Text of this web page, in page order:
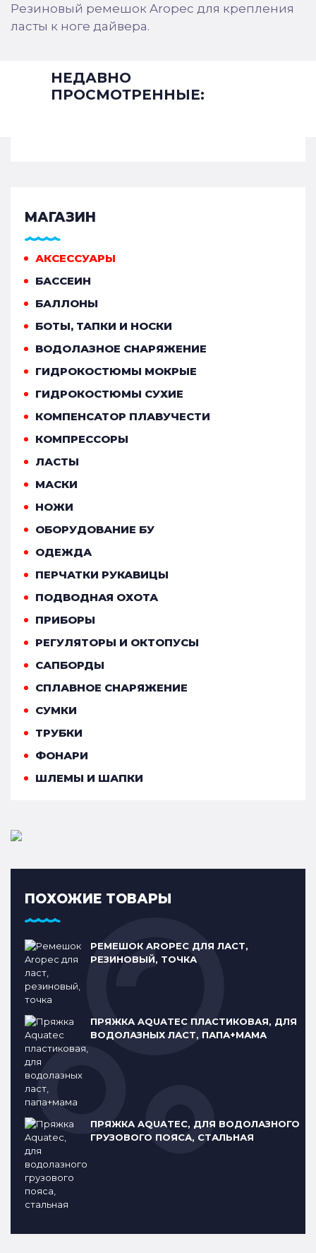
Резиновый ремешок Aropec для крепления
ласты к ноге дайвера.
НЕДАВНО
ПРОСМОТРЕННЫЕ:
МАГАЗИН
АКСЕССУАРЫ
БАССЕИН
БАЛЛОНЫ
БОТЫ, ТАПКИ И НОСКИ
ВОДОЛАЗНОЕ СНАРЯЖЕНИЕ
ГИДРОКОСТЮМЫ МОКРЫЕ
ГИДРОКОСТЮМЫ СУХИЕ
КОМПЕНСАТОР ПЛАВУЧЕСТИ
КОМПРЕССОРЫ
ЛАСТЫ
МАСКИ
НОЖИ
ОБОРУДОВАНИЕ БУ
ОДЕЖДА
ПЕРЧАТКИ РУКАВИЦЫ
ПОДВОДНАЯ ОХОТА
ПРИБОРЫ
РЕГУЛЯТОРЫ И ОКТОПУСЫ
САПБОРДЫ
СПЛАВНОЕ СНАРЯЖЕНИЕ
СУМКИ
ТРУБКИ
ФОНАРИ
ШЛЕМЫ И ШАПКИ
ПОХОЖИЕ ТОВАРЫ
РЕМЕШОК AROPEC ДЛЯ ЛАСТ,
РЕЗИНОВЫЙ, ТОЧКА
ПРЯЖКА AQUATEC ПЛАСТИКОВАЯ, ДЛЯ
ВОДОЛАЗНЫХ ЛАСТ, ПАПА+МАМА
ПРЯЖКА AQUATEC, ДЛЯ ВОДОЛАЗНОГО
ГРУЗОВОГО ПОЯСА, СТАЛЬНАЯ